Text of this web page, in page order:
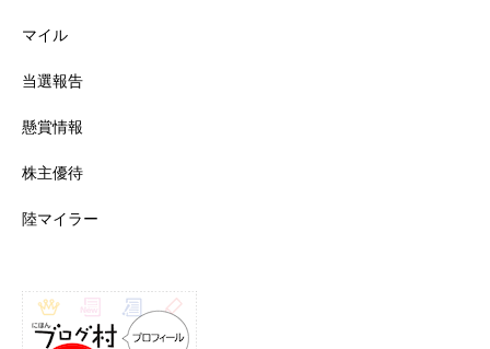
マイル
当選報告
懸賞情報
株主優待
陸マイラー